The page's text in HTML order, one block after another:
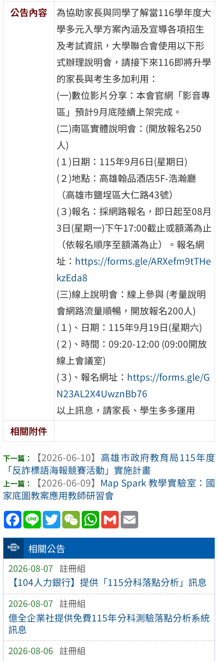
相關公告
2026-08-07 註冊組
【104人力銀行】提供「115分科落點分析」訊息
2026-08-07 註冊組
億全企業社提供免費115年分科測驗落點分析系統
訊息
2026-08-06 註冊組
公告內容
為協助家長與同學了解當116學年度大
學多元入學方案內涵及宣導各項招生
及考試資訊，大學聯合會使用以下形
式辦理說明會，請接下來116即將升學
的家長與考生多加利用：
(一)數位影片分享：本會官網「影音專
區」預計9月底陸續上架完成。
(二)南區實體說明會：(開放報名250
人)
(１)日期：115年9月6日(星期日)
(２)地點：高雄翰品酒店5F-浩瀚廳
（高雄市鹽埕區大仁路43號）
(３)報名：採網路報名，即日起至08月
3日(星期一)下午17:00截止或額滿為止
（依報名順序至額滿為止）。報名網
址： https://forms.gle/ARXefm9tTHe
kzEda8
(三)線上說明會：線上參與 (考量說明
會網路流量順暢，開放報名200人)
(１)、日期：115年9月19日(星期六)
(２)、時間：09:20-12:00 (09:00開放
線上會議室)
(３)、報名網址： https://forms.gle/G
N23AL2X4UwznBb76
以上訊息，請家長、學生多多運用
相關附件
【2026-06-10】 高雄市政府教育局115年度
「反詐標語海報競賽活動」實施計畫
【2026-06-09】 Map Spark 教學實驗室：國
家底圖教案應用教師研習會
Facebook
Line TwitterWeChatWhatsApp
Gmail